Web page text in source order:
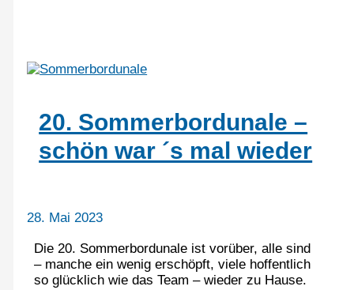
20. Sommerbordunale –
schön war ´s mal wieder
28. Mai 2023
Die 20. Sommerbordunale ist vorüber, alle sind
– manche ein wenig erschöpft, viele hoffentlich
so glücklich wie das Team – wieder zu Hause.